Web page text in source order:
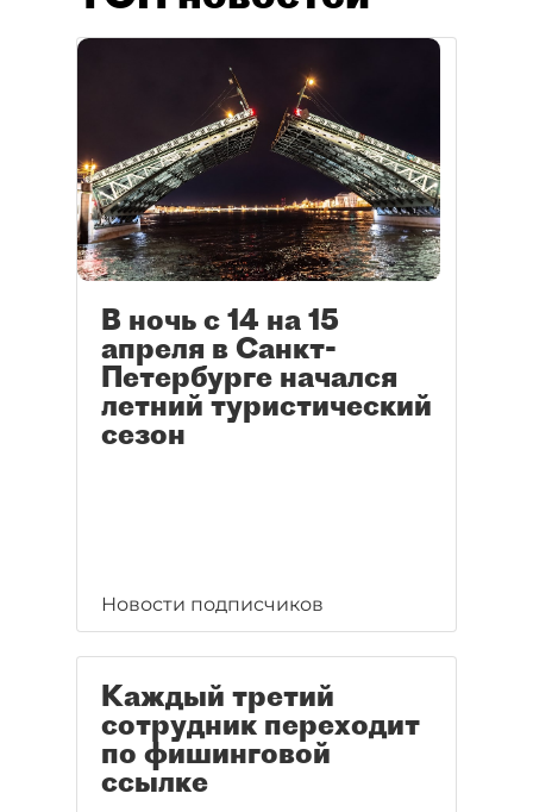
В ночь с 14 на 15
апреля в Санкт-
Петербурге начался
летний туристический
сезон
Новости подписчиков
Каждый третий
сотрудник переходит
по фишинговой
ссылке